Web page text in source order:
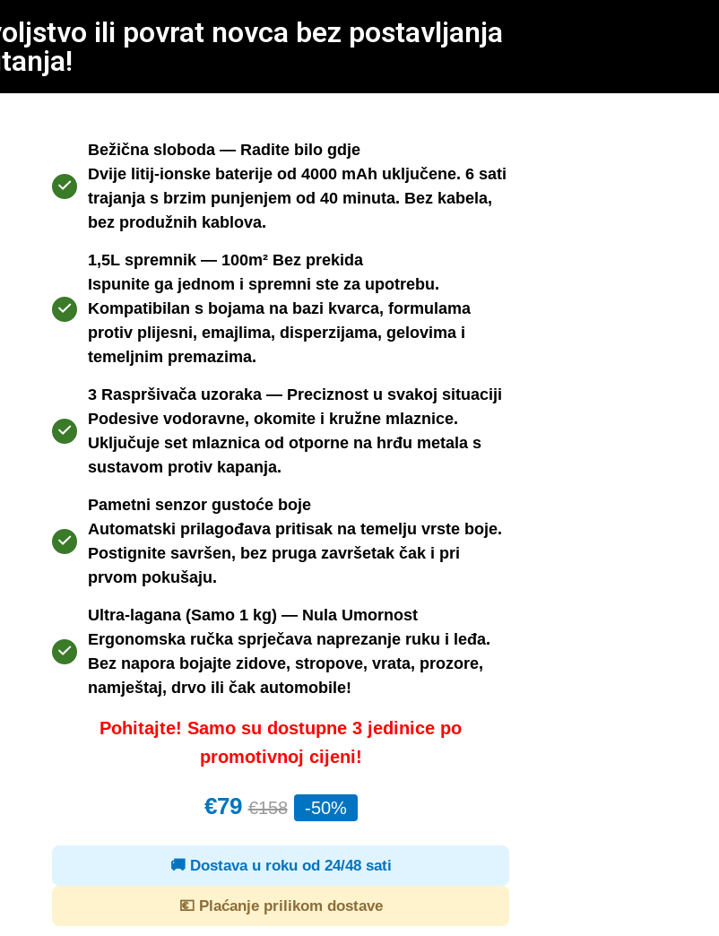
ili povrat novca bez postavljanja
Bežična sloboda — Radite bilo gdje
Dvije litij-ionske baterije od 4000 mAh uključene. 6 sati
trajanja s brzim punjenjem od 40 minuta. Bez kabela,
bez produžnih kablova.
1,5L spremnik — 100m² Bez prekida
Ispunite ga jednom i spremni ste za upotrebu.
Kompatibilan s bojama na bazi kvarca, formulama
protiv plijesni, emajlima, disperzijama, gelovima i
temeljnim premazima.
3 Raspršivača uzoraka — Preciznost u svakoj situaciji
Podesive vodoravne, okomite i kružne mlaznice.
Uključuje set mlaznica od otporne na hrđu metala s
sustavom protiv kapanja.
Pametni senzor gustoće boje
Automatski prilagođava pritisak na temelju vrste boje.
Postignite savršen, bez pruga završetak čak i pri
prvom pokušaju.
Ultra-lagana (Samo 1 kg) — Nula Umornost
Ergonomska ručka sprječava naprezanje ruku i leđa.
Bez napora bojajte zidove, stropove, vrata, prozore,
namještaj, drvo ili čak automobile!
Pohitajte! Samo su dostupne 3 jedinice po
promotivnoj cijeni!
€79 €158 -50%
🚚 Dostava u roku od 24/48 sati
💶 Plaćanje prilikom dostave